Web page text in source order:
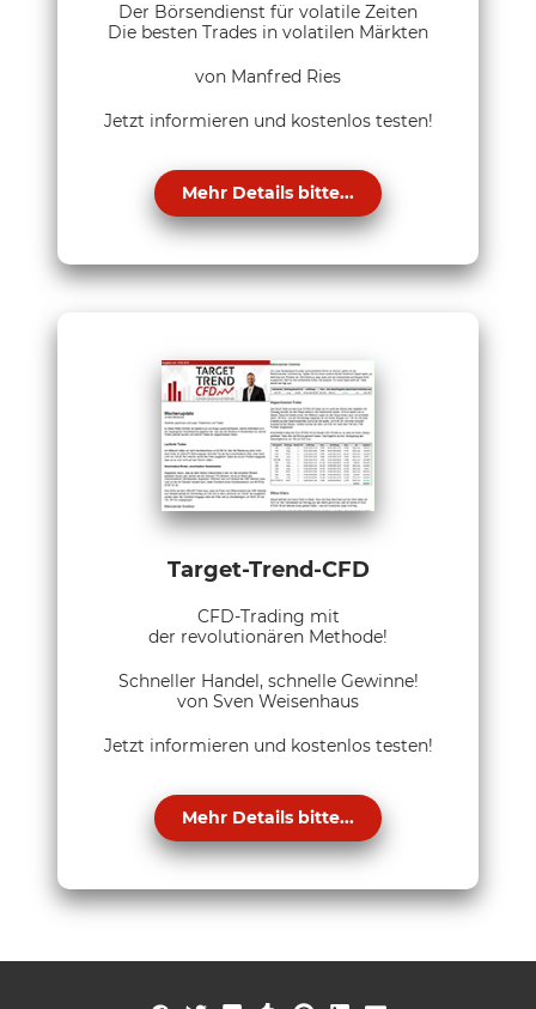
Der Börsendienst für volatile Zeiten
Die besten Trades in volatilen Märkten
von Manfred Ries
Jetzt informieren und kostenlos testen!
Mehr Details bitte...
Target-Trend-CFD
CFD-Trading mit
der revolutionären Methode!
Schneller Handel, schnelle Gewinne!
von Sven Weisenhaus
Jetzt informieren und kostenlos testen!
Mehr Details bitte...